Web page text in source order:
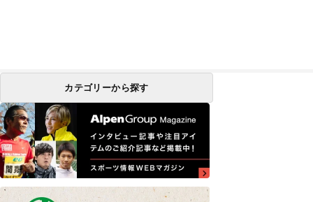
カテゴリーから探す